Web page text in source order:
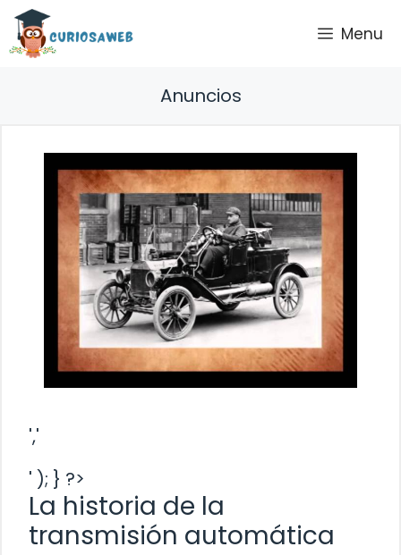
Saltar
contenido
Menu
Anuncios
','
' ); } ?>
La historia de la
transmisión automática